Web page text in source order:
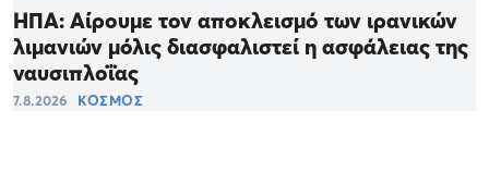
ΗΠΑ: Αίρουμε τον αποκλεισμό των ιρανικών
λιμανιών μόλις διασφαλιστεί η ασφάλειας της
ναυσιπλοΐας
7.8.2026 ΚΟΣΜΟΣ